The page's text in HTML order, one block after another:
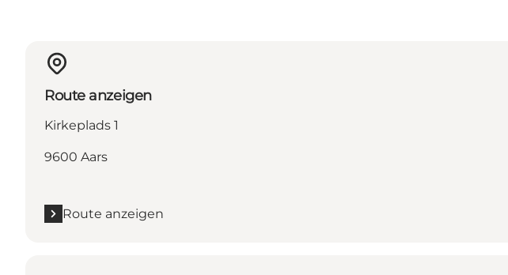
Route anzeigen
Kirkeplads 1
9600 Aars
Route anzeigen